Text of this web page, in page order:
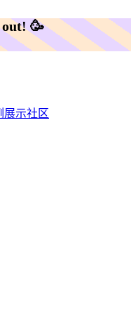
out! 🥳️
展示社区